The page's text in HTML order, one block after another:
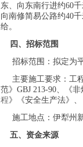
东、向东南行进约60
向南修简易公路约40
给。
四 、招标范围
招标范围： 拟定为
主要施工要求：工程
范》GBJ 213-90、《
程》
《安全生产法》
施工地点：伊犁州新
五、资金来源